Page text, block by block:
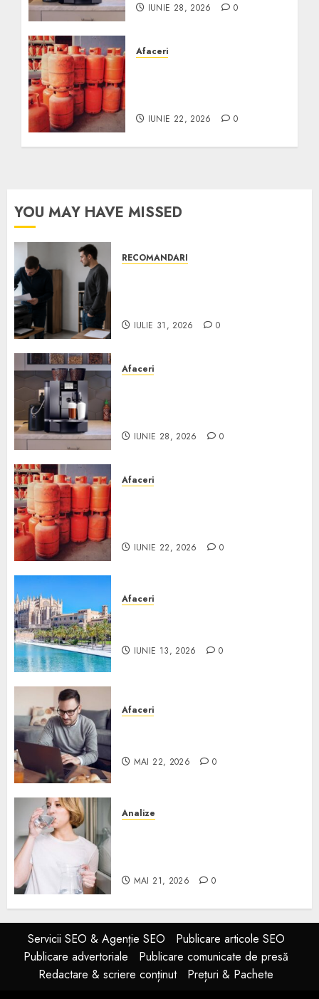
IUNIE 28, 2026 0
Afaceri
IUNIE 22, 2026 0
YOU MAY HAVE MISSED
RECOMANDARI
IULIE 31, 2026 0
Afaceri
IUNIE 28, 2026 0
Afaceri
IUNIE 22, 2026 0
Afaceri
IUNIE 13, 2026 0
Afaceri
MAI 22, 2026 0
Analize
MAI 21, 2026 0
Servicii SEO & Agenție SEO
Publicare articole SEO
Publicare advertoriale
Publicare comunicate de presă
Redactare & scriere conținut
Prețuri & Pachete